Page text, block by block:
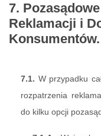
7.
Reklamacji i
Konsumentów.
7.1. W przypadku
rozpatrzenia
do kilku opcji